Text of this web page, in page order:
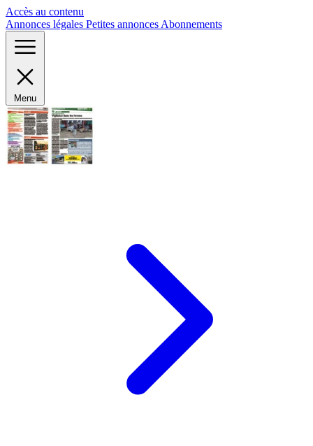
Accès au contenu
Annonces légales Petites annonces Abonnements
Menu
Panneau de gestion des cookies